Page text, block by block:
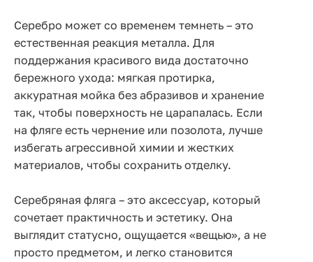
Серебро может со временем темнеть – это
естественная реакция металла. Для
поддержания красивого вида достаточно
бережного ухода: мягкая протирка,
аккуратная мойка без абразивов и хранение
так, чтобы поверхность не царапалась. Если
на фляге есть чернение или позолота, лучше
избегать агрессивной химии и жестких
материалов, чтобы сохранить отделку.
Серебряная фляга – это аксессуар, который
сочетает практичность и эстетику. Она
выглядит статусно, ощущается «вещью», а не
просто предметом, и легко становится